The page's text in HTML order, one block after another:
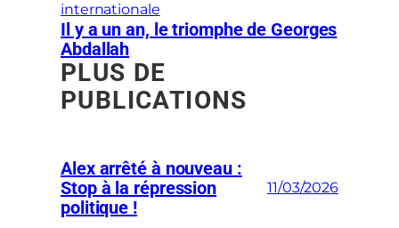
internationale
Il y a un an, le triomphe de Georges
Abdallah
PLUS DE
PUBLICATIONS
Alex arrêté à nouveau :
Stop à la répression
politique !
11/03/2026